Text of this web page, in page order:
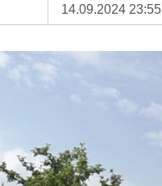
14.09.2024 23:55